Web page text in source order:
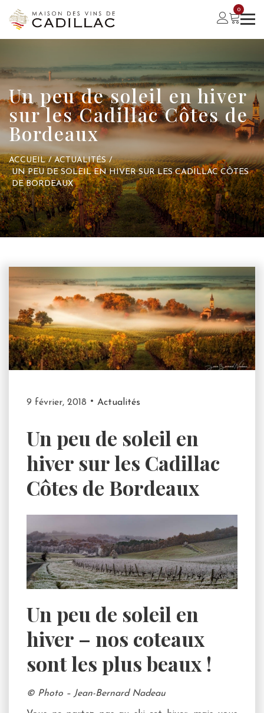
0
Un peu de soleil en hiver
sur les Cadillac Côtes de
Bordeaux
ACCUEIL / ACTUALITÉS /
UN PEU DE SOLEIL EN HIVER SUR LES CADILLAC CÔTES
DE BORDEAUX
9 février, 2018 Actualités
Un peu de soleil en
hiver sur les Cadillac
Côtes de Bordeaux
Un peu de soleil en
hiver – nos coteaux
sont les plus beaux !
© Photo – Jean-Bernard Nadeau